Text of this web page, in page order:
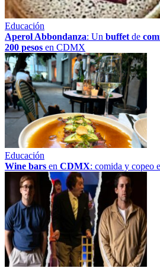
Educación
Aperol Abbondanza: Un buffet de
200 pesos en CDMX
Educación
Wine bars en CDMX: comida y copeo